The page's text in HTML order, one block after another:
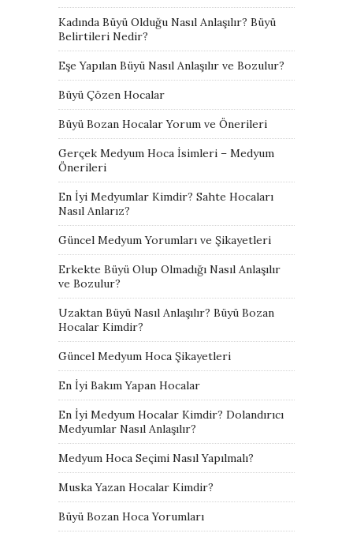
Kadında Büyü Olduğu Nasıl Anlaşılır? Büyü
Belirtileri Nedir?
Eşe Yapılan Büyü Nasıl Anlaşılır ve Bozulur?
Büyü Çözen Hocalar
Büyü Bozan Hocalar Yorum ve Önerileri
Gerçek Medyum Hoca İsimleri – Medyum
Önerileri
En İyi Medyumlar Kimdir? Sahte Hocaları
Nasıl Anlarız?
Güncel Medyum Yorumları ve Şikayetleri
Erkekte Büyü Olup Olmadığı Nasıl Anlaşılır
ve Bozulur?
Uzaktan Büyü Nasıl Anlaşılır? Büyü Bozan
Hocalar Kimdir?
Güncel Medyum Hoca Şikayetleri
En İyi Bakım Yapan Hocalar
En İyi Medyum Hocalar Kimdir? Dolandırıcı
Medyumlar Nasıl Anlaşılır?
Medyum Hoca Seçimi Nasıl Yapılmalı?
Muska Yazan Hocalar Kimdir?
Büyü Bozan Hoca Yorumları